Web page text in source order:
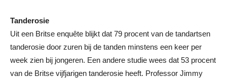
Tanderosie
Uit een Britse enquête blijkt dat 79 procent van de tandartsen
tanderosie door zuren bij de tanden minstens een keer per
week zien bij jongeren. Een andere studie wees dat 53 procent
van de Britse vijfjarigen tanderosie heeft. Professor Jimmy